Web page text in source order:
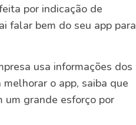
por indicação de
falar bem do seu app para
usa informações dos
o app, saiba que
um grande esforço por